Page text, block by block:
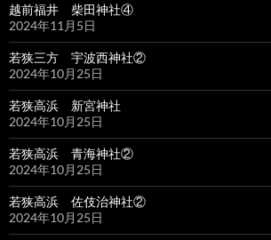
越前福井 柴田神社④
2024年11月5日
若狭三方 宇波西神社②
2024年10月25日
若狭高浜 新宮神社
2024年10月25日
若狭高浜 青海神社②
2024年10月25日
若狭高浜 佐伎治神社②
2024年10月25日